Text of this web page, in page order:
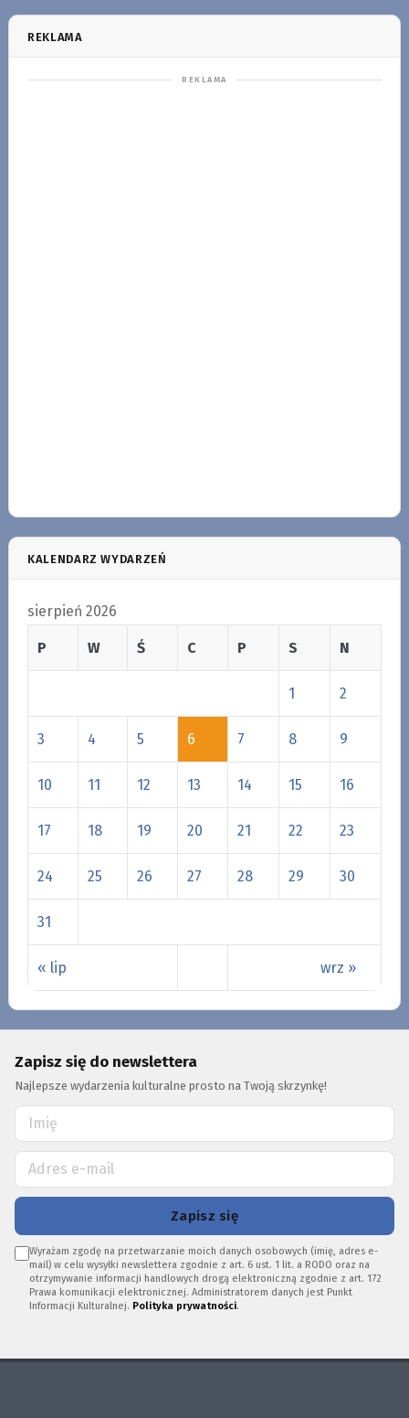
REKLAMA
KALENDARZ WYDARZEŃ
sierpień 2026
P W Ś C P S N
« lip wrz »
1 2
3 4 5 6 7 8 9
10 11 12 13 14 15 16
17 18 19 20 21 22 23
24 25 26 27 28 29 30
31
Zapisz się do newslettera
Najlepsze wydarzenia kulturalne prosto na Twoją skrzynkę!
Zapisz się
Wyrażam zgodę na przetwarzanie moich danych osobowych (imię, adres e-
mail) w celu wysyłki newslettera zgodnie z art. 6 ust. 1 lit. a RODO oraz na
otrzymywanie informacji handlowych drogą elektroniczną zgodnie z art. 172
Prawa komunikacji elektronicznej. Administratorem danych jest Punkt
Informacji Kulturalnej. Polityka prywatności.